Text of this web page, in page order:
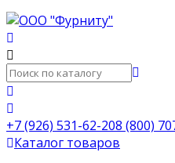
+7 (926) 531-62-208 (800)
Каталог товаров